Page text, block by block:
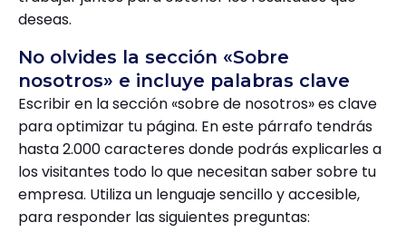
deseas.
No olvides la sección «Sobre
nosotros» e incluye palabras clave
Escribir en la sección «sobre de nosotros» es clave
para optimizar tu página. En este párrafo tendrás
hasta 2.000 caracteres donde podrás explicarles a
los visitantes todo lo que necesitan saber sobre tu
empresa. Utiliza un lenguaje sencillo y accesible,
para responder las siguientes preguntas: